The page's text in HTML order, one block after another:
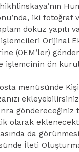
iki fotoğraf
dokuz yapıtı
Orijinal
(OEM’ler)
işlemcinin ön
menüsünde
göndereceğiniz
olarak
da
İleti